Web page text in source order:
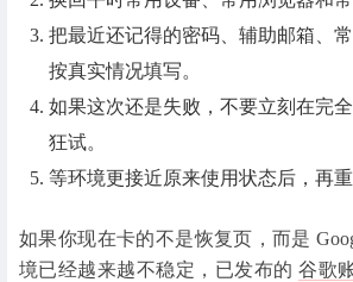
把最近还记得的密码、辅助邮箱、
按真实情况填写。
如果这次还是失败，不要立刻在完
狂试。
等环境更接近原来使用状态后，再重
如果你现在卡的不是恢复页，而是
境已经越来越不稳定，已发布的谷歌